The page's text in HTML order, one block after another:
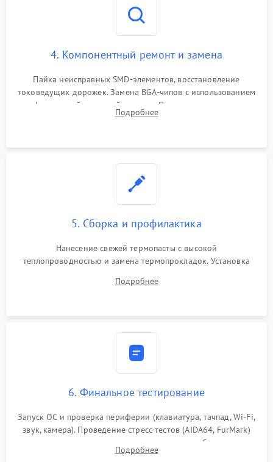
4. Компонентный ремонт и замена
Пайка неисправных SMD-элементов, восстановление
токоведущих дорожек. Замена BGA-чипов с использованием
инфракрасной паяльной станции. Прошивка микросхемы
BIOS или замена поврежденных портов USB
Подробнее
5. Сборка и профилактика
Нанесение свежей термопасты с высокой
теплопроводностью и замена термопрокладок. Установка
шлейфов, модулей памяти и накопителей. Предварительная
Подробнее
6. Финальное тестирование
Запуск ОС и проверка периферии (клавиатура, тачпад, Wi-Fi,
звук, камера). Проведение стресс-тестов (AIDA64, FurMark)
для контроля температурного режима и стабильности
системы под пиковой нагрузкой.
Подробнее